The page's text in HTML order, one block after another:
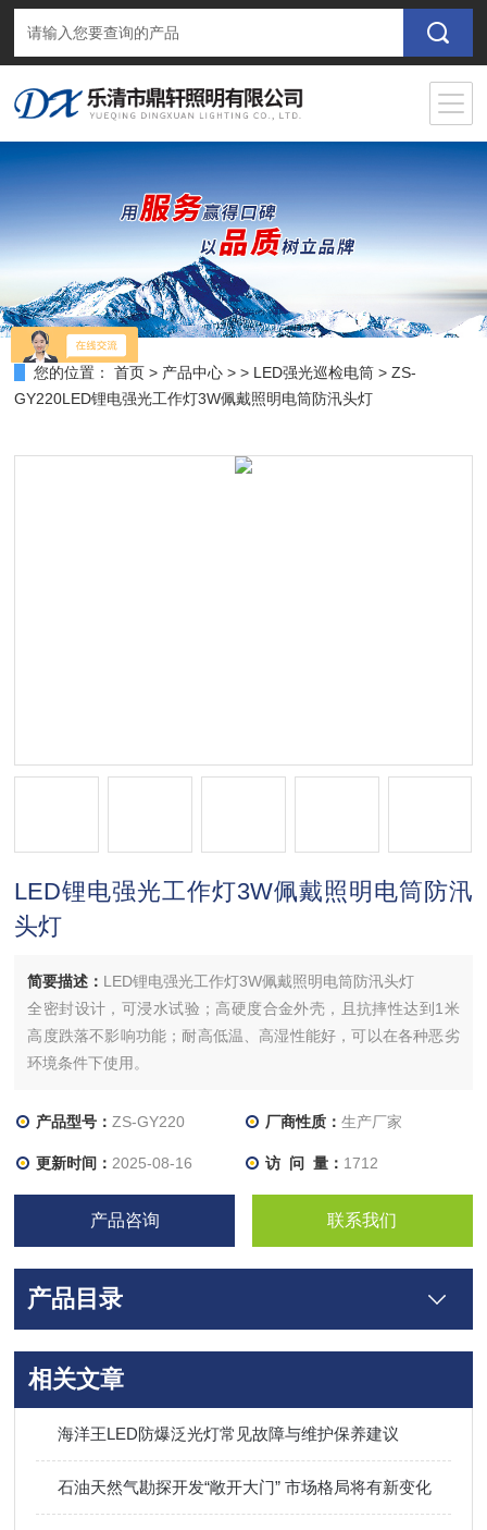
您的位置： 首页 > 产品中心 > > LED强光巡检电筒 > ZS-
GY220LED锂电强光工作灯3W佩戴照明电筒防汛头灯
LED锂电强光工作灯3W佩戴照明电筒防汛
头灯
简要描述： LED锂电强光工作灯3W佩戴照明电筒防汛头灯
全密封设计，可浸水试验；高硬度合金外壳，且抗摔性达到1米
高度跌落不影响功能；耐高低温、高湿性能好，可以在各种恶劣
环境条件下使用。
产品型号：ZS-GY220 厂商性质： 生产厂家
更新时间： 2025-08-16 访 问 量： 1712
产品咨询 联系我们
产品目录
相关文章
海洋王LED防爆泛光灯常见故障与维护保养建议
石油天然气勘探开发“敞开大门” 市场格局将有新变化